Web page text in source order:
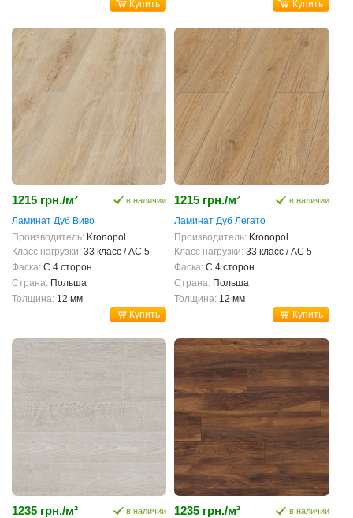
Купить
Купить
1215 грн./м² в наличии
Ламинат Дуб Виво
Производитель: Kronopol
Класс нагрузки: 33 класс / AC 5
Фаска: С 4 сторон
Страна: Польша
Толщина: 12 мм
Купить
1215 грн./м² в наличии
Ламинат Дуб Легато
Производитель: Kronopol
Класс нагрузки: 33 класс / AC 5
Фаска: С 4 сторон
Страна: Польша
Толщина: 12 мм
Купить
1235 грн./м² в наличии 1235 грн./м² в наличии